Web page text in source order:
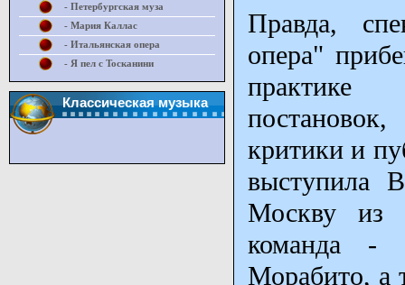
Правда,
опера"
практике
критики и
выступила
Москву из
команда -
Морабито, а
- Петербургская муза
- Мария Каллас
- Итальянская опера
- Я пел с Тосканини
Классическая музыка